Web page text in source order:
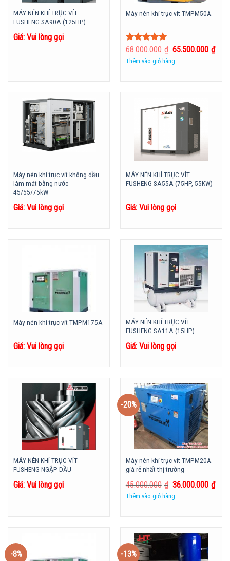
MÁY NÉN KHÍ TRỤC VÍT
FUSHENG SA90A (125HP)
Giá: Vui lòng gọi
Máy nén khí trục vít TMPM50A
Được xếp
hạng5.005
sao
68.000.000 ₫ 65.500.000 ₫
Thêm vào giỏ hàng
Máy nén khí trục vít không dầu
làm mát bằng nước
45/55/75kW
Giá: Vui lòng gọi
MÁY NÉN KHÍ TRỤC VÍT
FUSHENG SA55A (75HP, 55KW)
Giá: Vui lòng gọi
Máy nén khí trục vít TMPM175A
Giá: Vui lòng gọi
MÁY NÉN KHÍ TRỤC VÍT
FUSHENG SA11A (15HP)
Giá: Vui lòng gọi
MÁY NÉN KHÍ TRỤC VÍT
FUSHENG NGẬP DẦU
Giá: Vui lòng gọi
-20%
Máy nén khí trục vít TMPM20A
giá rẻ nhất thị trường
45.000.000 ₫ 36.000.000 ₫
Thêm vào giỏ hàng
-8% -13%